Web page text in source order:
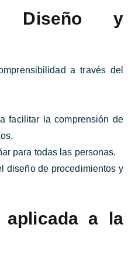
Diseño y
a través del
facilitar la comprensión de
para todas las personas.
diseño de procedimientos y
a la